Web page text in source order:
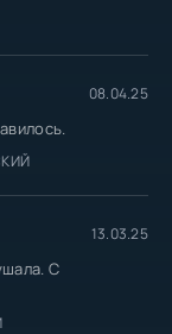
08.04.25
13.03.25
С